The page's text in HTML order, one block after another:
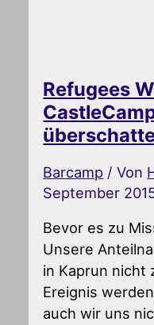
Refugees
Barcamp / Von
September
Bevor es zu
Unsere
in Kaprun nicht
Ereignis
auch wir uns